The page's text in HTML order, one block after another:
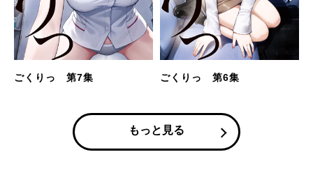
ごくりっ 第7集 ごくりっ 第6集
もっと見る